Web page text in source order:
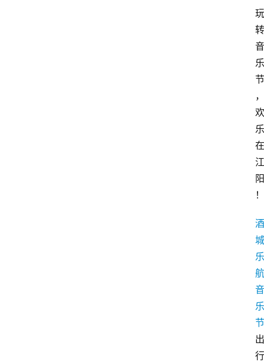
玩
转
音
乐
节
，
欢
乐
在
江
阳
！
酒
城
乐
航
音
乐
节
出
行